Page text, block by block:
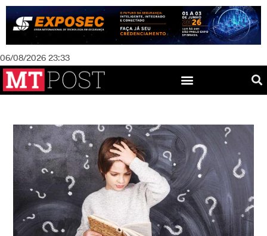
06/08/2026 23:33